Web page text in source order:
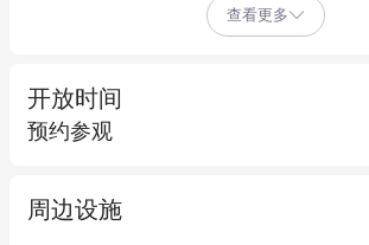
查看更多
开放时间
预约参观
周边设施